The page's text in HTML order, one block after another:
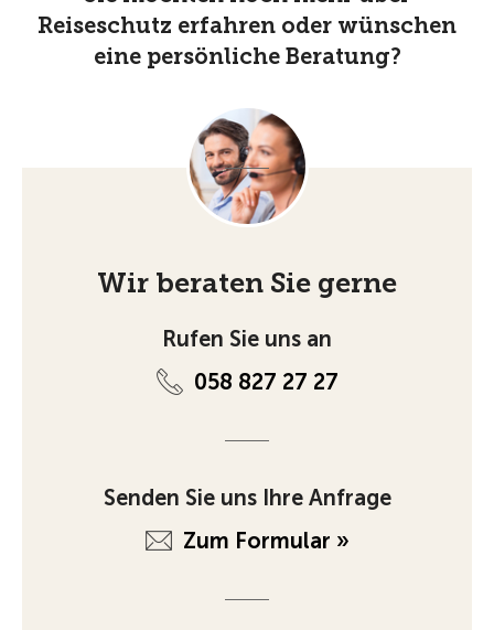
Reiseschutz erfahren oder wünschen
eine persönliche Beratung?
Wir beraten Sie gerne
Rufen Sie uns an
058 827 27 27
Senden Sie uns Ihre Anfrage
Zum Formular »